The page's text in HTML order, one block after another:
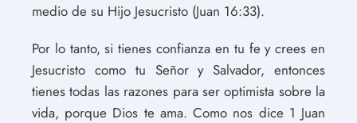
medio de su Hijo Jesucristo (Juan 16:33).
Por lo tanto, si tienes confianza en tu fe y crees en
Jesucristo como tu Señor y Salvador, entonces
tienes todas las razones para ser optimista sobre la
vida, porque Dios te ama. Como nos dice 1 Juan